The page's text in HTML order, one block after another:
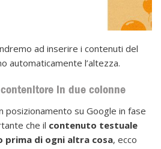
ad inserire i contenuti del
automaticamente l’altezza.
in due colonne
posizionamento su Google in fase
che il contenuto testuale
prima di ogni altra cosa, ecco